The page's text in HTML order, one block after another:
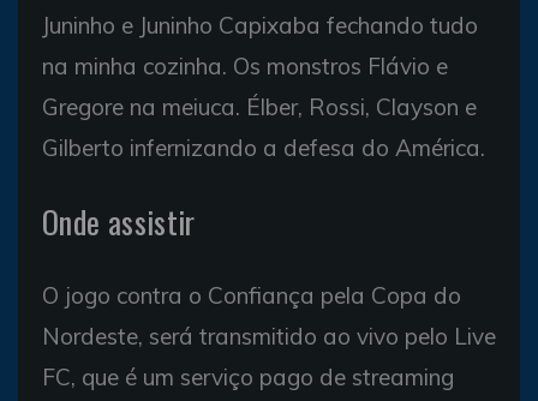
Juninho e Juninho Capixaba fechando tudo
na minha cozinha. Os monstros Flávio e
Gregore na meiuca. Élber, Rossi, Clayson e
Gilberto infernizando a defesa do América.
Onde assistir
O jogo contra o Confiança pela Copa do
Nordeste, será transmitido ao vivo pelo Live
FC, que é um serviço pago de streaming